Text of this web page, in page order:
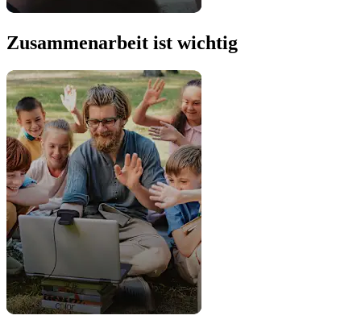
Zusammenarbeit ist wichtig